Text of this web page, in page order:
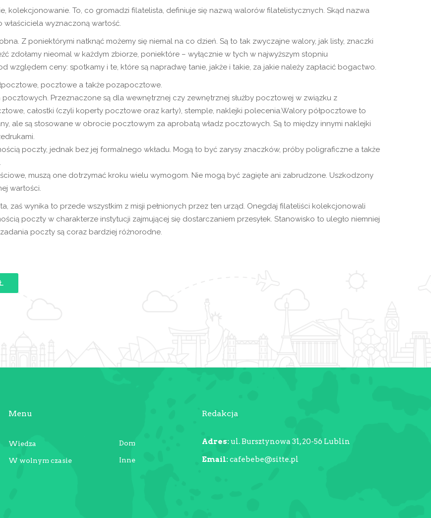
kolekcjonowanie. To, co gromadzi filatelista, definiuje się nazwą walorów filatelistycznych. Skąd nazwa
wyznaczoną wartość.
Z poniektórymi natknąć możemy się niemal na co dzień. Są to tak zwyczajne walory, jak listy, znaczki
zdołamy nieomal w każdym zbiorze, poniektóre – wyłącznie w tych w najwyższym stopniu
względem ceny: spotkamy i te, które są napradwę tanie, jakże i takie, za jakie należy zapłacić bogactwo.
pocztowe a także pozapocztowe.
Przeznaczone są dla wewnętrznej czy zewnętrznej służby pocztowej w związku z
całostki (czyli koperty pocztowe oraz karty), stemple, naklejki polecenia.Walory półpocztowe to
ale są stosowane w obrocie pocztowym za aprobatą władz pocztowych. Są to między innymi naklejki
poczty, jednak bez jej formalnego wkładu. Mogą to być zarysy znaczków, próby poligraficzne a także
muszą one dotrzymać kroku wielu wymogom. Nie mogą być zagięte ani zabrudzone. Uszkodzony
wartości.
zaś wynika to przede wszystkim z misji pełnionych przez ten urząd. Onegdaj filateliści kolekcjonowali
poczty w charakterze instytucji zajmującej się dostarczaniem przesyłek. Stanowisko to uległo niemniej
poczty są coraz bardziej różnorodne.
Menu
Wiedza
W wolnym czasie
Dom
Inne
Redakcja
Adres: ul. Bursztynowa 31, 20-56 Lublin
Email: cafebebe@sitte.pl